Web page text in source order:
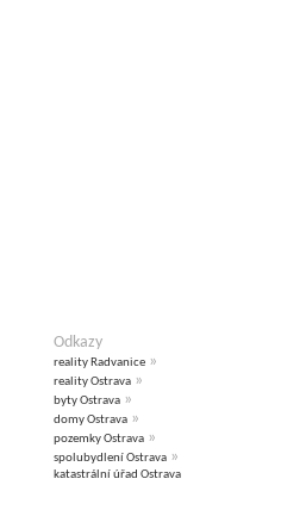
Odkazy
reality Radvanice »
reality Ostrava »
byty Ostrava »
domy Ostrava »
pozemky Ostrava »
spolubydlení Ostrava »
katastrální úřad Ostrava